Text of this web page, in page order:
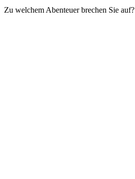
Zu welchem Abenteuer brechen Sie auf?